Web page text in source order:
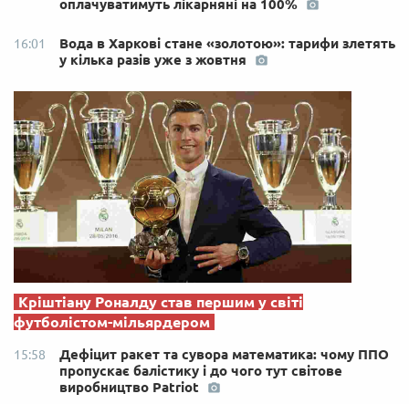
оплачуватимуть лікарняні на 100%
16:01
Вода в Харкові стане «золотою»: тарифи злетять
у кілька разів уже з жовтня
Кріштіану Роналду став першим у світі
футболістом-мільярдером
15:58
Дефіцит ракет та сувора математика: чому ППО
пропускає балістику і до чого тут світове
виробництво Patriot